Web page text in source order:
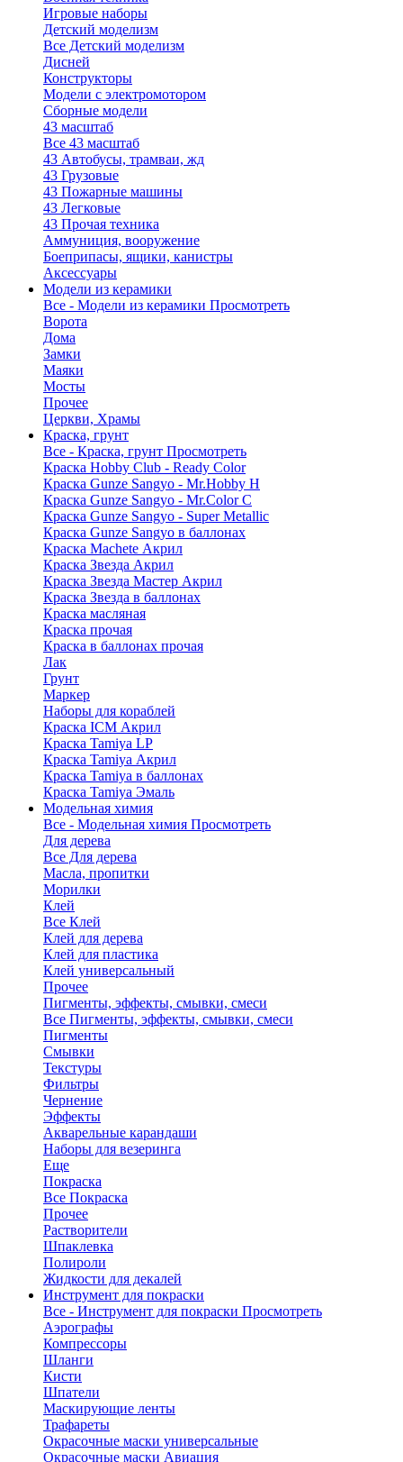
Игровые наборы
Детский моделизм
Все Детский моделизм
Дисней
Конструкторы
Модели с электромотором
Сборные модели
43 масштаб
Все 43 масштаб
43 Автобусы, трамваи, жд
43 Грузовые
43 Пожарные машины
43 Легковые
43 Прочая техника
Аммуниция, вооружение
Боеприпасы, ящики, канистры
Аксессуары
Модели из керамики
Все - Модели из керамики Просмотреть
Ворота
Дома
Замки
Маяки
Мосты
Прочее
Церкви, Храмы
Краска, грунт
Все - Краска, грунт Просмотреть
Краска Hobby Club - Ready Color
Краска Gunze Sangyo - Mr.Hobby H
Краска Gunze Sangyo - Mr.Color C
Краска Gunze Sangyo - Super Metallic
Краска Gunze Sangyo в баллонах
Краска Machete Акрил
Краска Звезда Акрил
Краска Звезда Мастер Акрил
Краска Звезда в баллонах
Краска масляная
Краска прочая
Краска в баллонах прочая
Лак
Грунт
Маркер
Наборы для кораблей
Краска ICM Акрил
Краска Tamiya LP
Краска Tamiya Акрил
Краска Tamiya в баллонах
Краска Tamiya Эмаль
Модельная химия
Все - Модельная химия Просмотреть
Для дерева
Все Для дерева
Масла, пропитки
Морилки
Клей
Все Клей
Клей для дерева
Клей для пластика
Клей универсальный
Прочее
Пигменты, эффекты, смывки, смеси
Все Пигменты, эффекты, смывки, смеси
Пигменты
Смывки
Текстуры
Фильтры
Чернение
Эффекты
Акварельные карандаши
Наборы для везеринга
Еще
Покраска
Все Покраска
Прочее
Растворители
Шпаклевка
Полироли
Жидкости для декалей
Инструмент для покраски
Все - Инструмент для покраски Просмотреть
Аэрографы
Компрессоры
Шланги
Кисти
Шпатели
Маскирующие ленты
Трафареты
Окрасочные маски универсальные
Окрасочные маски Авиация